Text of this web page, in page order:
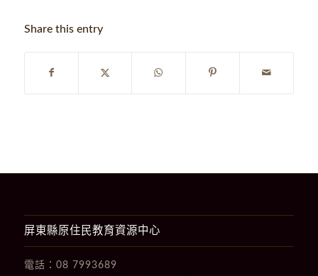
Share this entry
屏東縣原住民教育資源中心
電話： 08 7993689